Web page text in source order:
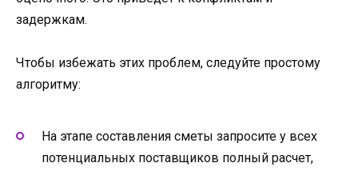
задержкам.
Чтобы избежать этих проблем, следуйте простому
алгоритму:
На этапе составления сметы запросите у всех
потенциальных поставщиков полный расчет,